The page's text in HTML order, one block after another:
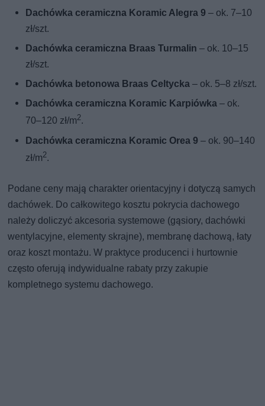
Dachówka ceramiczna Koramic Alegra 9 – ok. 7–10
zł/szt.
Dachówka ceramiczna Braas Turmalin – ok. 10–15
zł/szt.
Dachówka betonowa Braas Celtycka – ok. 5–8 zł/szt.
Dachówka ceramiczna Koramic Karpiówka – ok.
70–120 zł/m2.
Dachówka ceramiczna Koramic Orea 9 – ok. 90–140
zł/m2.
Podane ceny mają charakter orientacyjny i dotyczą samych
dachówek. Do całkowitego kosztu pokrycia dachowego
należy doliczyć akcesoria systemowe (gąsiory, dachówki
wentylacyjne, elementy skrajne), membranę dachową, łaty
oraz koszt montażu. W praktyce producenci i hurtownie
często oferują indywidualne rabaty przy zakupie
kompletnego systemu dachowego.